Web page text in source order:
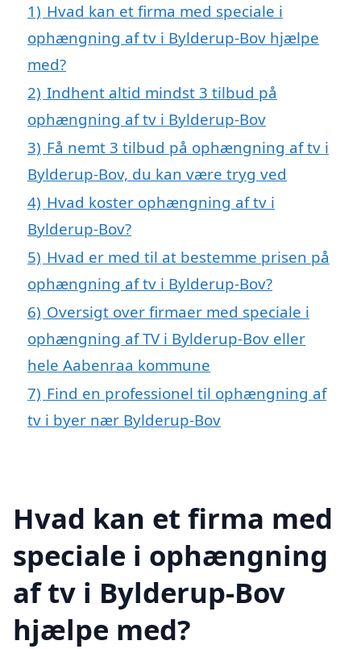
1) Hvad kan et firma med speciale i
ophængning af tv i Bylderup-Bov hjælpe
med?
2) Indhent altid mindst 3 tilbud på
ophængning af tv i Bylderup-Bov
3) Få nemt 3 tilbud på ophængning af tv i
Bylderup-Bov, du kan være tryg ved
4) Hvad koster ophængning af tv i
Bylderup-Bov?
5) Hvad er med til at bestemme prisen på
ophængning af tv i Bylderup-Bov?
6) Oversigt over firmaer med speciale i
ophængning af TV i Bylderup-Bov eller
hele Aabenraa kommune
7) Find en professionel til ophængning af
tv i byer nær Bylderup-Bov
Hvad kan et firma med
speciale i ophængning
af tv i Bylderup-Bov
hjælpe med?